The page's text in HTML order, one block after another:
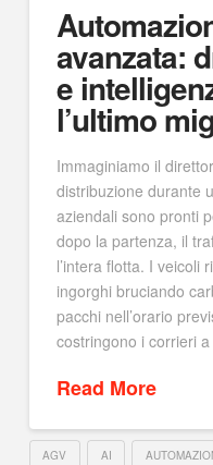
avanzata:
e
l’ultimo
Immaginiamo il
distribuzione durante
aziendali sono pronti
dopo la partenza, il
l’intera flotta. I veicoli
ingorghi bruciando
pacchi nell’orario
costringono i corrieri
Read More
AGV AI